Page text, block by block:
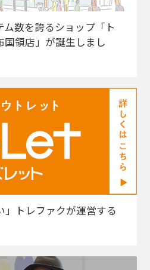
数を誇るショップ「ト
国領店」が誕生しまし
」トレファクが運営する